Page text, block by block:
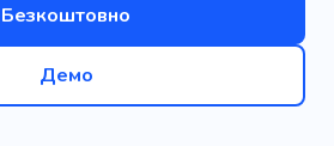
Безкоштовно
Демо